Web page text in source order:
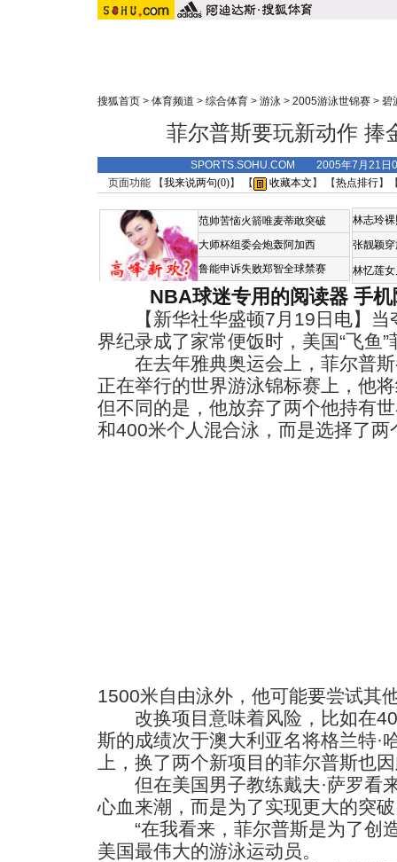
搜狐首页 > 体育频道 > 综合体育 > 游泳 > 2005游泳世锦赛 > 碧
菲尔普斯要玩新动作 捧
SPORTS.SOHU.COM 2005年7月21日
页面功能 【我来说两句(0)】 【 收藏本文 】 【热点排行】
范帅苦恼火箭唯麦蒂敢突破
大师杯组委会炮轰阿加西
鲁能申诉失败郑智全球禁赛
林志玲
张靓颖
林忆莲
NBA球迷专用的阅读器 手
【新华社华盛顿7月19日电】当
界纪录成了家常便饭时，美国“飞鱼
在去年雅典奥运会上，菲尔普斯
正在举行的世界游泳锦标赛上，他
但不同的是，他放弃了两个他持有
和400米个人混合泳，而是选择了
1500米自由泳外，他可能要尝试其
改换项目意味着风险，比如在
斯的成绩次于澳大利亚名将格兰特·
上，换了两个新项目的菲尔普斯也
但在美国男子教练戴夫·萨罗看
心血来潮，而是为了实现更大的突
“在我看来，菲尔普斯是为了创
美国最伟大的游泳运动员。